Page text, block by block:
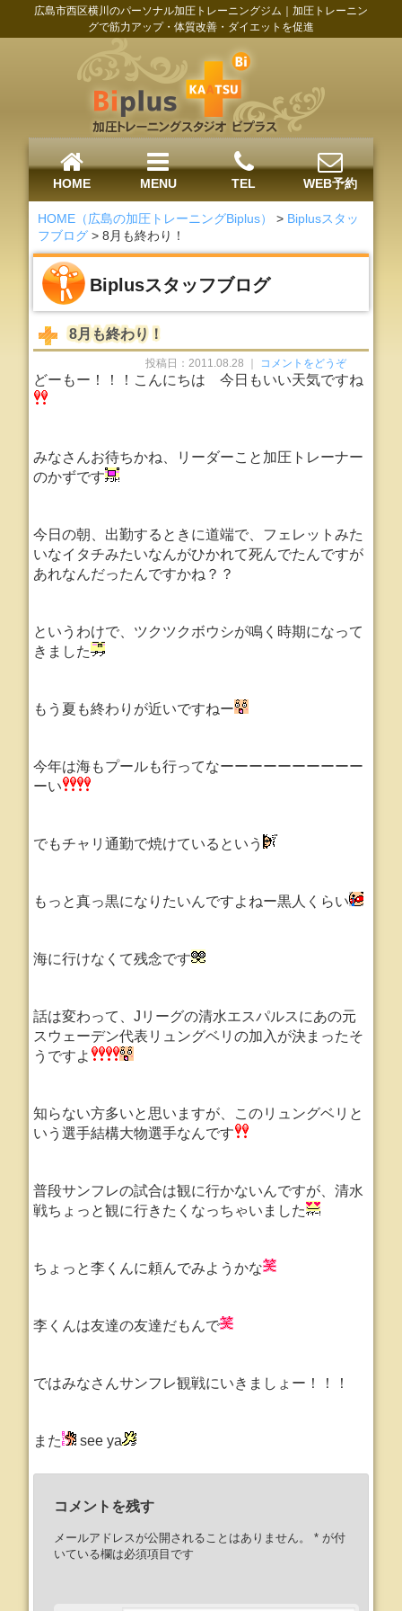
広島市西区横川のパーソナル加圧トレーニングジム｜加圧トレーニン
グで筋力アップ・体質改善・ダイエットを促進
HOME MENU TEL WEB予約
HOME（広島の加圧トレーニングBiplus） > Biplusスタッ
フブログ >8月も終わり！
Biplusスタッフブログ
8月も終わり！
投稿日：2011.08.28 ｜ コメントをどうぞ
どーもー！！！こんにちは 今日もいい天気ですね
みなさんお待ちかね、リーダーこと加圧トレーナー
のかずです
今日の朝、出勤するときに道端で、フェレットみた
いなイタチみたいなんがひかれて死んでたんですが
あれなんだったんですかね？？
というわけで、ツクツクボウシが鳴く時期になって
きました
もう夏も終わりが近いですねー
今年は海もプールも行ってなーーーーーーーーーー
ーい
でもチャリ通勤で焼けているという
もっと真っ黒になりたいんですよねー黒人くらい
海に行けなくて残念です
話は変わって、Jリーグの清水エスパルスにあの元
スウェーデン代表リュングベリの加入が決まったそ
うですよ
知らない方多いと思いますが、このリュングベリと
いう選手結構大物選手なんです
普段サンフレの試合は観に行かないんですが、清水
戦ちょっと観に行きたくなっちゃいました
ちょっと李くんに頼んでみようかな
李くんは友達の友達だもんで
ではみなさんサンフレ観戦にいきましょー！！！
また see ya
コメントを残す
メールアドレスが公開されることはありません。 *が付
いている欄は必須項目です